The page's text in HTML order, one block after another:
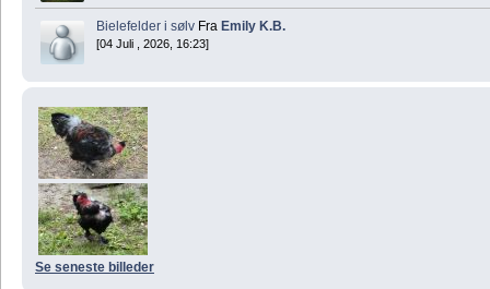
Bielefelder i sølv Fra Emily K.B.
[04 Juli , 2026, 16:23]
Se seneste billeder